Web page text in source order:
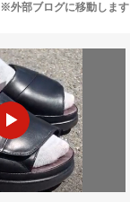
※外部ブログに移動します